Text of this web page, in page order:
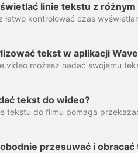
linie tekstu z
tekst w aplikacji
tekst do wideo?
przesuwać i obracać